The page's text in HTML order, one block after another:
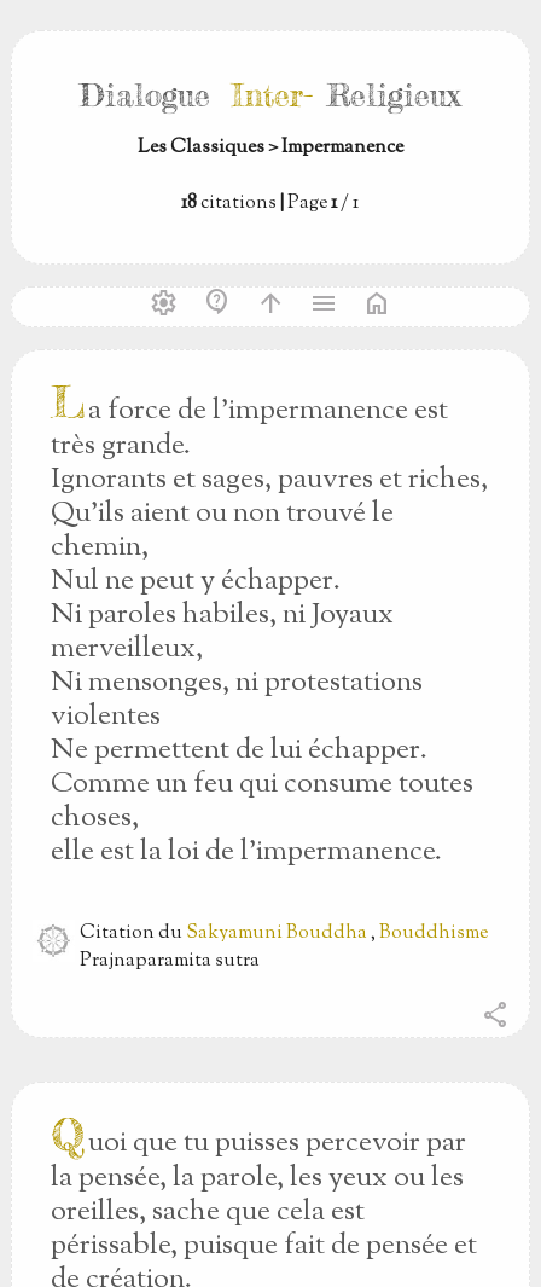
Dialogue Inter- Religieux
Les Classiques > Impermanence
18citations|Page1/ 1
settings contact_support arrow_upward menu home
La force de l’impermanence est
très grande.
Ignorants et sages, pauvres et riches,
Qu’ils aient ou non trouvé le
chemin,
Nul ne peut y échapper.
Ni paroles habiles, ni Joyaux
merveilleux,
Ni mensonges, ni protestations
violentes
Ne permettent de lui échapper.
Comme un feu qui consume toutes
choses,
elle est la loi de l’impermanence.
Citationdu Sakyamuni Bouddha,Bouddhisme
Prajnaparamita sutra
share
Quoi que tu puisses percevoir par
la pensée, la parole, les yeux ou les
oreilles, sache que cela est
périssable, puisque fait de pensée et